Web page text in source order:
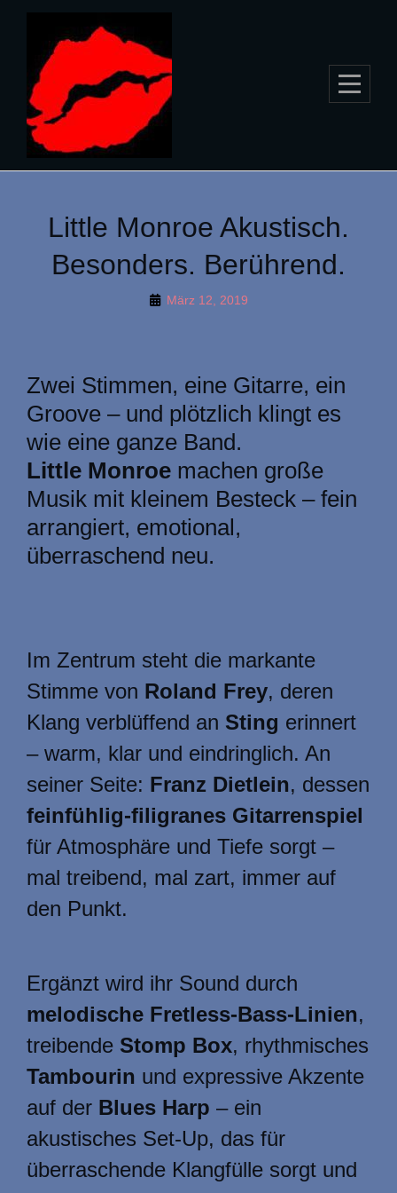
Little Monroe Akustisch.
Besonders. Berührend.
By März 12, 2019
Zwei Stimmen, eine Gitarre, ein
Groove – und plötzlich klingt es
wie eine ganze Band.
Little Monroe machen große
Musik mit kleinem Besteck – fein
arrangiert, emotional,
überraschend neu.
Im Zentrum steht die markante
Stimme von Roland Frey, deren
Klang verblüffend an Sting erinnert
– warm, klar und eindringlich. An
seiner Seite: Franz Dietlein, dessen
feinfühlig-filigranes Gitarrenspiel
für Atmosphäre und Tiefe sorgt –
mal treibend, mal zart, immer auf
den Punkt.
Ergänzt wird ihr Sound durch
melodische Fretless-Bass-Linien,
treibende Stomp Box, rhythmisches
Tambourin und expressive Akzente
auf der Blues Harp – ein
akustisches Set-Up, das für
überraschende Klangfülle sorgt und